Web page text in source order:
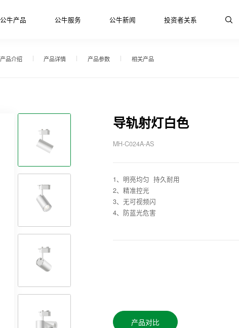
公牛产品 公牛服务 公牛新闻 投资者关系
产品介绍 产品详情 产品参数 相关产品
导轨射灯白色
MH-C024A-AS
1、明亮均匀 持久耐用
2、精准控光
3、无可视频闪
4、防蓝光危害
产品对比